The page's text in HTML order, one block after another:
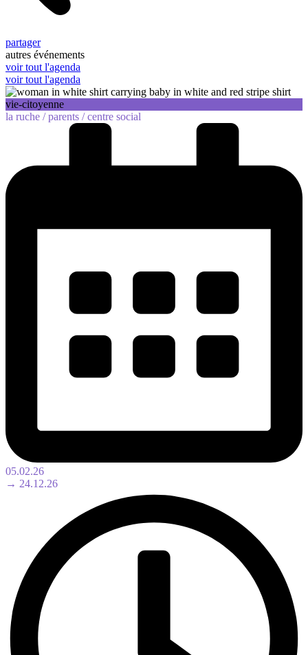
partager
autres événements
voir tout l'agenda
voir tout l'agenda
vie-citoyenne
la ruche /parents /centre social
05.02.26
→ 24.12.26